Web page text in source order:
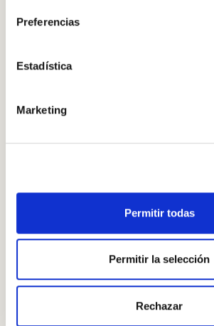
privado y aparecerá de nuevo. Le
no habiendo aceptado las cookies de
identifican de ninguna forma.
Preferencias
Estadística
Marketing
Permitir todas
Permitir la selección
Rechazar
8 big mushrooms
Salt
Step 1
Use a ring mould. Fill it with the
up with cheese. Garnish it with some